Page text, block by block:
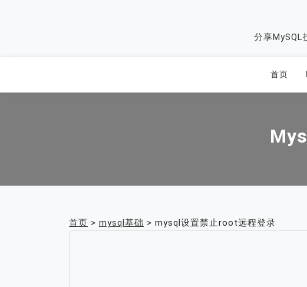
分享MySQL
首页
首页 > mysql基础 > mysql设置禁止root远程登录